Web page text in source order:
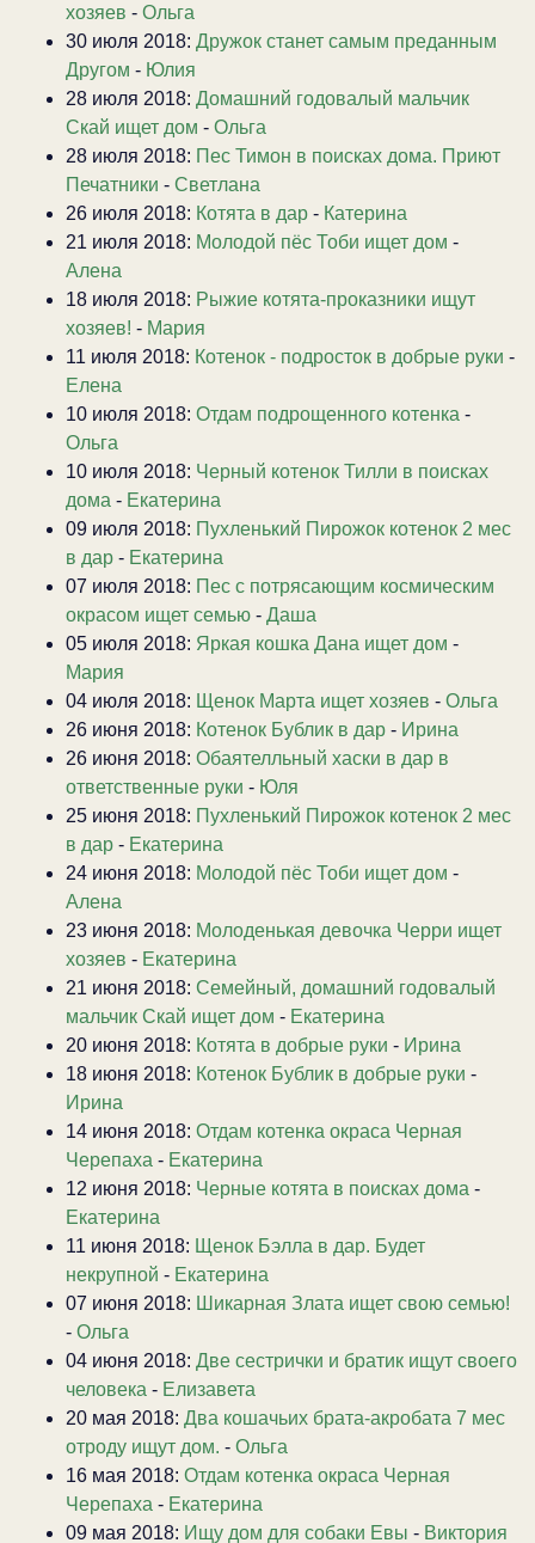
хозяев - Ольга
30 июля 2018: Дружок станет самым преданным
Другом - Юлия
28 июля 2018: Домашний годовалый мальчик
Скай ищет дом - Ольга
28 июля 2018: Пес Тимон в поисках дома. Приют
Печатники - Светлана
26 июля 2018: Котята в дар - Катерина
21 июля 2018: Молодой пёс Тоби ищет дом -
Алена
18 июля 2018: Рыжие котята-проказники ищут
хозяев! - Мария
11 июля 2018: Котенок - подросток в добрые руки -
Елена
10 июля 2018: Отдам подрощенного котенка -
Ольга
10 июля 2018: Черный котенок Тилли в поисках
дома - Екатерина
09 июля 2018: Пухленький Пирожок котенок 2 мес
в дар - Екатерина
07 июля 2018: Пес с потрясающим космическим
окрасом ищет семью - Даша
05 июля 2018: Яркая кошка Дана ищет дом -
Мария
04 июля 2018: Щенок Марта ищет хозяев - Ольга
26 июня 2018: Котенок Бублик в дар - Ирина
26 июня 2018: Обаятелльный хаски в дар в
ответственные руки - Юля
25 июня 2018: Пухленький Пирожок котенок 2 мес
в дар - Екатерина
24 июня 2018: Молодой пёс Тоби ищет дом -
Алена
23 июня 2018: Молоденькая девочка Черри ищет
хозяев - Екатерина
21 июня 2018: Семейный, домашний годовалый
мальчик Скай ищет дом - Екатерина
20 июня 2018: Котята в добрые руки - Ирина
18 июня 2018: Котенок Бублик в добрые руки -
Ирина
14 июня 2018: Отдам котенка окраса Черная
Черепаха - Екатерина
12 июня 2018: Черные котята в поисках дома -
Екатерина
11 июня 2018: Щенок Бэлла в дар. Будет
некрупной - Екатерина
07 июня 2018: Шикарная Злата ищет свою семью!
- Ольга
04 июня 2018: Две сестрички и братик ищут своего
человека - Елизавета
20 мая 2018: Два кошачьих брата-акробата 7 мес
отроду ищут дом. - Ольга
16 мая 2018: Отдам котенка окраса Черная
Черепаха - Екатерина
09 мая 2018: Ищу дом для собаки Евы - Виктория